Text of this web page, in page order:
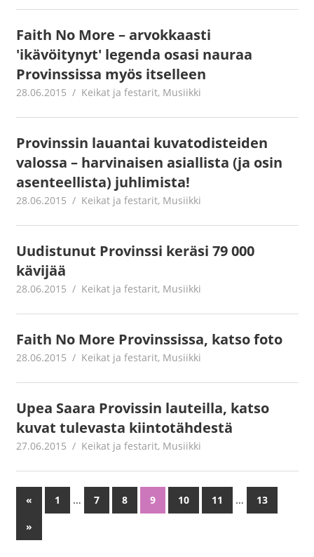
Faith No More – arvokkaasti
'ikävöitynyt' legenda osasi nauraa
Provinssissa myös itselleen
28.06.2015 mestanet
Keikat ja festarit, Musiikki
Provinssin lauantai kuvatodisteiden
valossa – harvinaisen asiallista (ja osin
asenteellista) juhlimista!
28.06.2015 mestanet
Keikat ja festarit, Musiikki
Uudistunut Provinssi keräsi 79 000
kävijää
28.06.2015 mestanet
Keikat ja festarit, Musiikki
Faith No More Provinssissa, katso foto
28.06.2015 mestanet
Keikat ja festarit, Musiikki
Upea Saara Provissin lauteilla, katso
kuvat tulevasta kiintotähdestä
27.06.2015 mestanet
Keikat ja festarit, Musiikki
Artikkelien
selaus
« Previous
Posts
1 … 7 8 9 10 11 …
13
Next
Posts
»